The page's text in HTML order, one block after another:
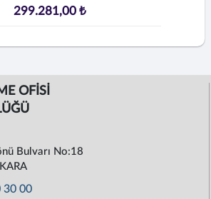
299.281,00 ₺
OFİSİ
Bulvarı No:18
30 00